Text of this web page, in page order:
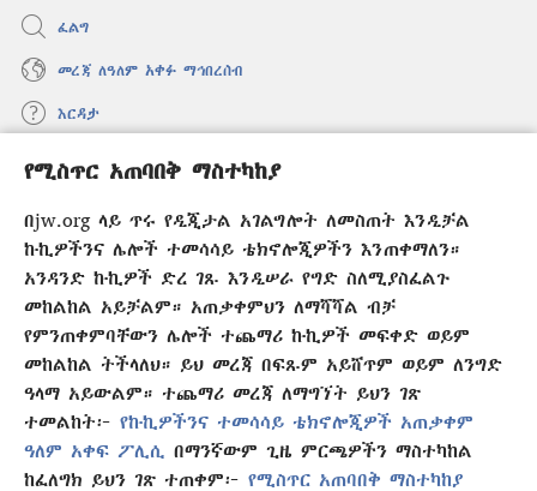
የሚስጥር አጠባበቅ ማስተካከያ
በjw.org ላይ ጥሩ የዲጂታል አገልግሎት ለመስጠት እንዲቻል
ኩኪዎችንና ሌሎች ተመሳሳይ ቴክኖሎጂዎችን እንጠቀማለን።
አንዳንድ ኩኪዎች ድረ ገጹ እንዲሠራ የግድ ስለሚያስፈልጉ
መከልከል አይቻልም። አጠቃቀምህን ለማሻሻል ብቻ
የምንጠቀምባቸውን ሌሎች ተጨማሪ ኩኪዎች መፍቀድ ወይም
መከልከል ትችላለህ። ይህ መረጃ በፍጹም አይሸጥም ወይም ለንግድ
ዓላማ አይውልም። ተጨማሪ መረጃ ለማግኘት ይህን ገጽ
ተመልከት፦ የኩኪዎችንና ተመሳሳይ ቴክኖሎጂዎች አጠቃቀም
ዓለም አቀፍ ፖሊሲ
በማንኛውም ጊዜ ምርጫዎችን ማስተካከል
ከፈለግክ ይህን ገጽ ተጠቀም፦ የሚስጥር አጠባበቅ ማስተካከያ
ፈልግ
መረጃ ለዓለም አቀፉ ማኅበረሰብ
እርዳታ
መዋጮዎች
(አዲስ
ክፈት)
የመጠበቂያ ግንብ የኢንተርኔት ቤተ መጻሕፍት
(አዲስ
ዊንዶው
®
(አዲስ
ዊንዶው
®
Copyright © 2026 Watch Tower Bible and Tract Society of Pennsylvania.